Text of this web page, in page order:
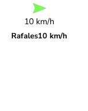
10 km/h
Rafales10 km/h